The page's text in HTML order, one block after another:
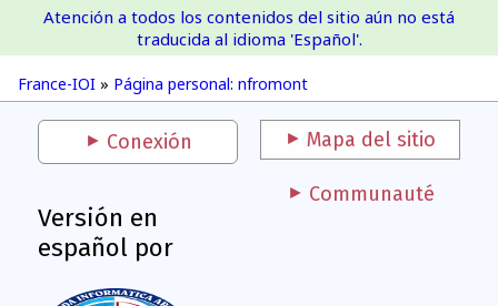
France-IOI
France-IOI » Página personal: nfromont
Atención a todos los contenidos del sitio aún no está
traducida al idioma 'Español'.
Conexión Mapa del sitio
Versión en
español por
Communauté